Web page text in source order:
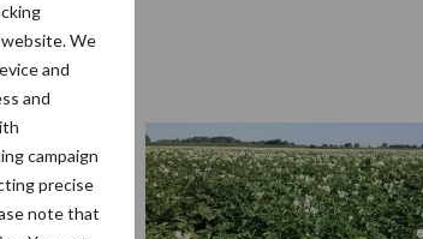
We
and
and
campaign
precise
note that